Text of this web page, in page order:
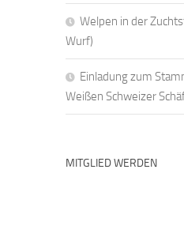
Welpen in der
Wurf)
Einladung zum
Weißen Schweizer
MITGLIED WERDEN